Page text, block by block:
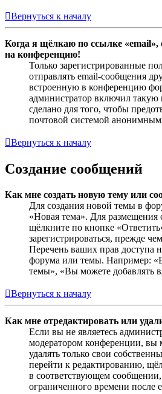
Вернуться к началу
Когда я щёлкаю по ссылке «email»,
на конференцию!
Только зарегистрированные
отправлять email-сообщения
встроенную в конференцию
администратор включил такую
сделано для того, чтобы
почтовой системой
Вернуться к началу
Создание сообщений
Как мне создать новую тему или
Для создания новой темы в
«Новая тема». Для размещения
щёлкните по кнопке
зарегистрироваться, прежде
Перечень ваших прав доступа
форума или темы. Например:
темы», «Вы можете добавлять
Вернуться к началу
Как мне отредактировать или
Если вы не являетесь
модератором конференции, вы
удалять только свои
перейти к редактированию,
в соответствующем сообщении,
ограниченного времени после